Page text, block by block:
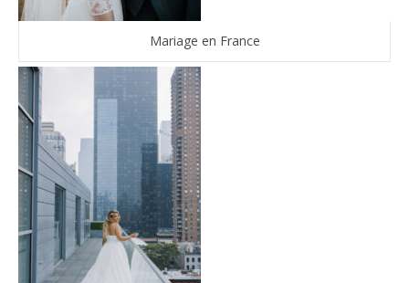
Mariage en France